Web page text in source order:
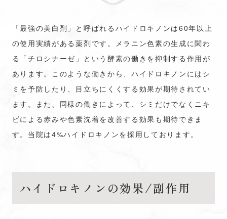
「最強の美白剤」と呼ばれるハイドロキノンは60年以上
の使用実績がある薬剤です。メラニン色素の生成に関わ
る「チロシナーゼ」という酵素の働きを抑制する作用が
あります。このような働きから、ハイドロキノンにはシ
ミを予防したり、目立ちにくくする効果が期待されてい
ます。また、同様の働きによって、シミだけでなくニキ
ビによる赤みや色素沈着を改善する効果も期待できま
す。当院は4%ハイドロキノンを採用しております。
ハイドロキノンの効果/副作用